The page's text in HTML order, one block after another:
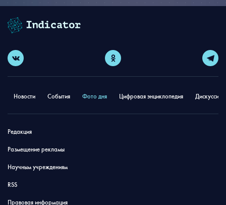
Новости События Фото дня Цифровая энциклопедия
Редакция
Размещение рекламы
Научным учреждениям
RSS
Правовая информация